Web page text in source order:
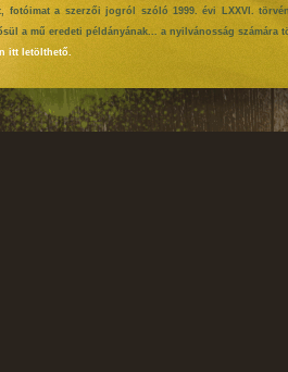
fotóimat a szerzői jogról szóló 1999. évi LXXVI.
a mű eredeti példányának... a nyilvánosság
itt letölthető.